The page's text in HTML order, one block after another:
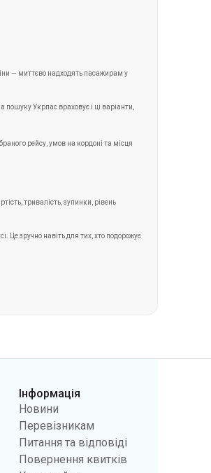
— миттєво надходять пасажирам у
Укрпас враховує і ці варіанти,
рейсу, умов на кордоні та місця
тривалість, зупинки, рівень
Це зручно навіть для тих, хто подорожує
Інформація
Новини
Перевізникам
Питання та відповіді
Повернення квитків